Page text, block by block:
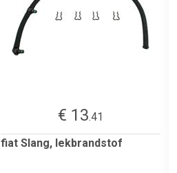
€ 13.41
fiat Slang, lekbrandstof